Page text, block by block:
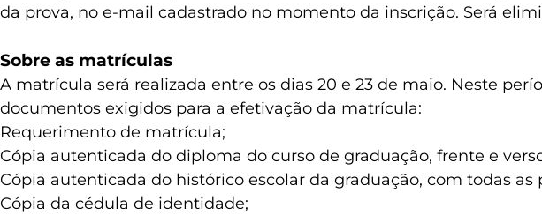
da prova, no e-mail cadastrado no momento da inscrição. Será
Sobre as matrículas
A matrícula será realizada entre os dias 20 e 23 de maio. Neste
documentos exigidos para a efetivação da matrícula:
Requerimento de matrícula;
Cópia autenticada do diploma do curso de graduação, frente e
Cópia autenticada do histórico escolar da graduação, com todas as
Cópia da cédula de identidade;